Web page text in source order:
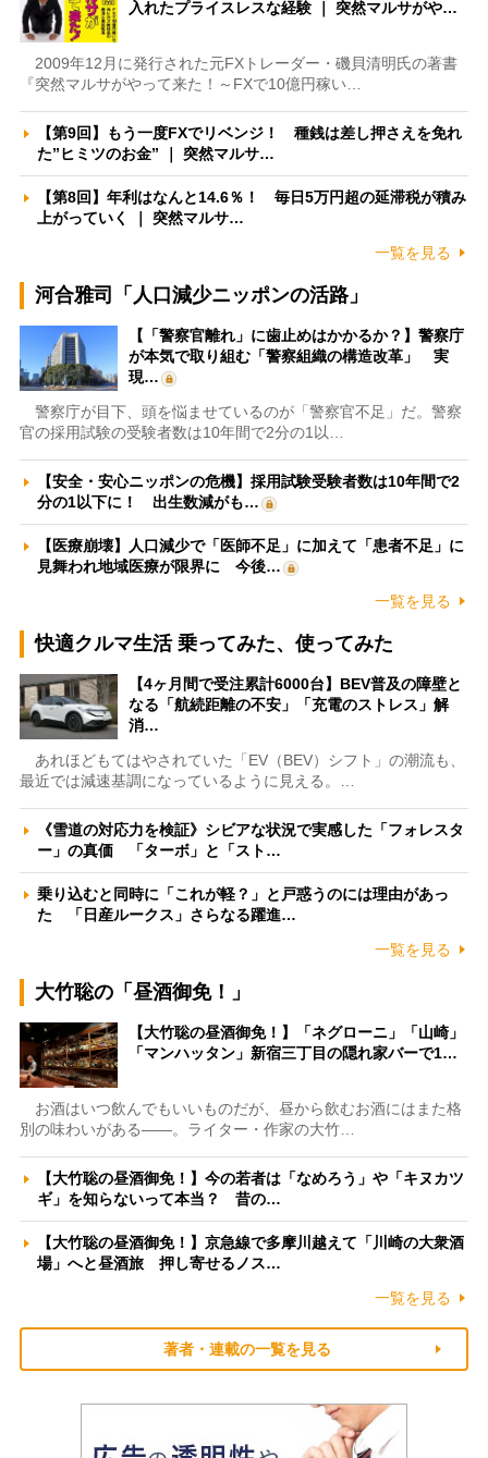
入れたプライスレスな経験 ｜ 突然マルサがや…
2009年12月に発行された元FXトレーダー・磯貝清明氏の著書
『突然マルサがやって来た！～FXで10億円稼い…
【第9回】もう一度FXでリベンジ！ 種銭は差し押さえを免れ
た”ヒミツのお金” ｜ 突然マルサ…
【第8回】年利はなんと14.6％！ 毎日5万円超の延滞税が積み
上がっていく ｜ 突然マルサ…
一覧を見る
河合雅司「人口減少ニッポンの活路」
【「警察官離れ」に歯止めはかかるか？】警察庁
が本気で取り組む「警察組織の構造改革」 実
現…
警察庁が目下、頭を悩ませているのが「警察官不足」だ。警察
官の採用試験の受験者数は10年間で2分の1以…
【安全・安心ニッポンの危機】採用試験受験者数は10年間で2
分の1以下に！ 出生数減がも…
【医療崩壊】人口減少で「医師不足」に加えて「患者不足」に
見舞われ地域医療が限界に 今後…
一覧を見る
快適クルマ生活 乗ってみた、使ってみた
【4ヶ月間で受注累計6000台】BEV普及の障壁と
なる「航続距離の不安」「充電のストレス」解
消…
あれほどもてはやされていた「EV（BEV）シフト」の潮流も、
最近では減速基調になっているように見える。…
《雪道の対応力を検証》シビアな状況で実感した「フォレスタ
ー」の真価 「ターボ」と「スト…
乗り込むと同時に「これが軽？」と戸惑うのには理由があっ
た 「日産ルークス」さらなる躍進…
一覧を見る
大竹聡の「昼酒御免！」
【大竹聡の昼酒御免！】「ネグローニ」「山崎」
「マンハッタン」新宿三丁目の隠れ家バーで1…
お酒はいつ飲んでもいいものだが、昼から飲むお酒にはまた格
別の味わいがある――。ライター・作家の大竹…
【大竹聡の昼酒御免！】今の若者は「なめろう」や「キヌカツ
ギ」を知らないって本当？ 昔の…
【大竹聡の昼酒御免！】京急線で多摩川越えて「川崎の大衆酒
場」へと昼酒旅 押し寄せるノス…
一覧を見る
著者・連載の一覧を見る